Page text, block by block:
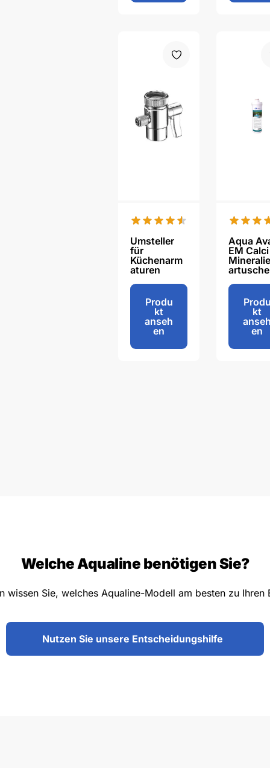
Umsteller
für
Küchenarm
aturen
€
Produ
kt
anseh
en
Aqua
EM Calci
artusche
€
Produ
kt
anseh
en
Welche Aqualine benötigen Sie?
wissen Sie, welches Aqualine-Modell am besten zu Ihren
Nutzen Sie unsere Entscheidungshilfe